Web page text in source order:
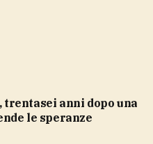
le speranze